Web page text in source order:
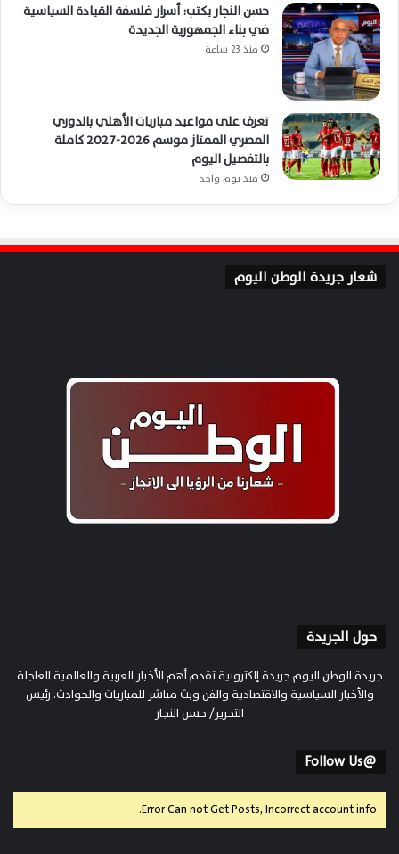
حسن النجار يكتب: أسرار فلسفة القيادة السياسية
في بناء الجمهورية الجديدة
منذ 23 ساعة
تعرف على مواعيد مباريات الأهلي بالدوري
المصري الممتاز موسم 2026-2027 كاملة
بالتفصيل اليوم
منذ يوم واحد
شعار جريدة الوطن اليوم
حول الجريدة
جريدة الوطن اليوم جريدة إلكترونية تقدم أهم الأخبار العربية والعالمية العاجلة
والأخبار السياسية والاقتصادية والفن وبث مباشر للمباريات والحوادث. رئيس
التحرير/ حسن النجار
@Follow Us
Error Can not Get Posts, Incorrect account info.